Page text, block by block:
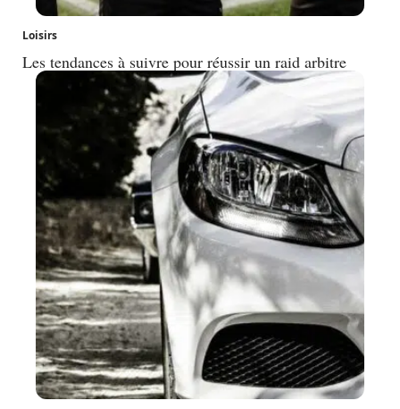
Loisirs
Les tendances à suivre pour réussir un raid arbitre